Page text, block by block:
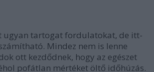
ugyan tartogat fordulatokat, de itt-
Mindez nem is lenne
ott kezdődnek, hogy az egészet
pofátlan mértéket öltő időhúzás.